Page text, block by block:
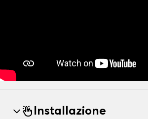
Installazione